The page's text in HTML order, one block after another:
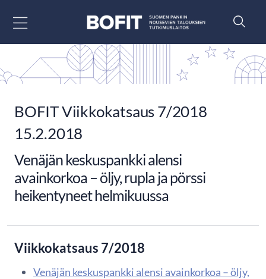
BOFIT Viikkokatsaus 7/2018
15.2.2018
Venäjän keskuspankki alensi
avainkorkoa – öljy, rupla ja pörssi
heikentyneet helmikuussa
Viikkokatsaus 7/2018
Venäjän keskuspankki alensi avainkorkoa – öljy,